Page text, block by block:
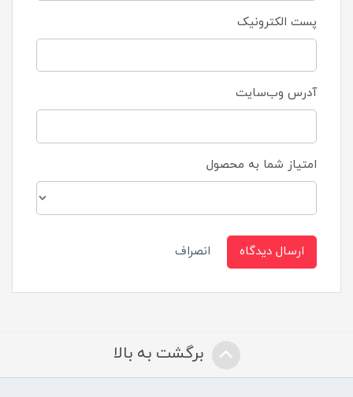
پست الکترونیک
آدرس وب‌سایت
امتیاز شما به محصول
ارسال دیدگاه انصراف
برگشت به بالا